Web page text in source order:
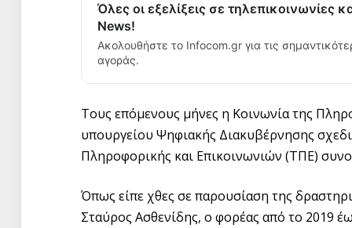
Όλες οι εξελίξεις σε τηλεπικοινωνίες
News!
Ακολουθήστε το Infocom.gr για τις
αγοράς.
Τους επόμενους μήνες η Κοινωνία της
υπουργείου Ψηφιακής Διακυβέρνησης
Πληροφορικής και Επικοινωνιών (ΤΠΕ)
Όπως είπε χθες σε παρουσίαση της
Σταύρος Ασθενίδης, ο φορέας από το 2019